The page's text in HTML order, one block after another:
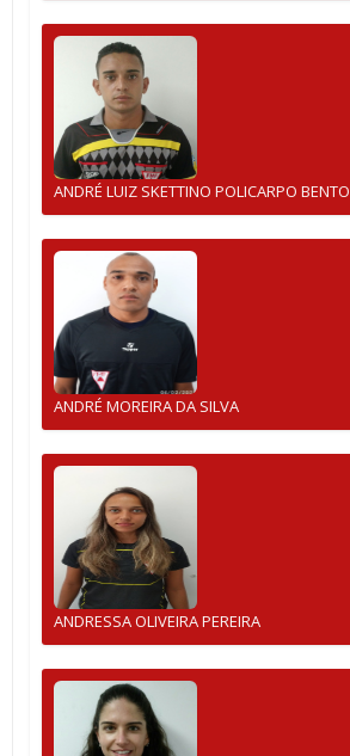
ANDRÉ LUIZ SKETTINO POLICARPO BENTO
ANDRÉ MOREIRA DA SILVA
ANDRESSA OLIVEIRA PEREIRA